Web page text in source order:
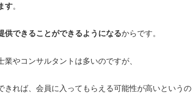
す。
供できることができるようになるからです。
やコンサルタントは多いのですが、
れば、会員に入ってもらえる可能性が高いというの